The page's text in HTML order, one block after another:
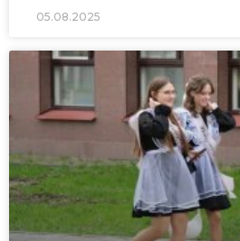
05.08.2025